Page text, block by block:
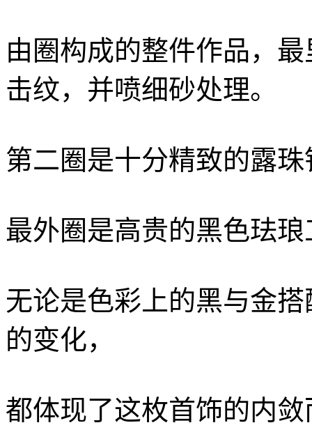
由圈构成的整件作品，
击纹，并喷细砂处理。
第二圈是十分精致的露
最外圈是高贵的黑色珐琅
无论是色彩上的黑与金
的变化，
都体现了这枚首饰的内